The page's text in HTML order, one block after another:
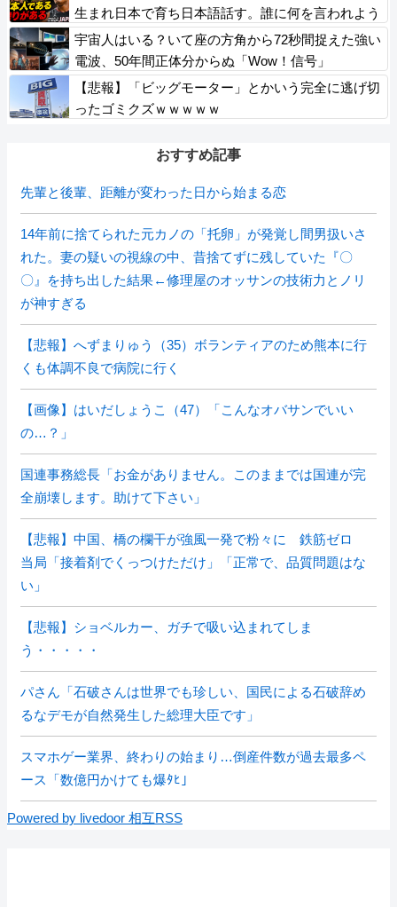
生まれ日本で育ち日本語話す。誰に何を言われよう
が日本人、日本人であるプライドがある」
宇宙人はいる？いて座の方角から72秒間捉えた強い
電波、50年間正体分からぬ「Wow！信号」
【悲報】「ビッグモーター」とかいう完全に逃げ切
ったゴミクズｗｗｗｗｗ
おすすめ記事
先輩と後輩、距離が変わった日から始まる恋
14年前に捨てられた元カノの「托卵」が発覚し間男扱いさ
れた。妻の疑いの視線の中、昔捨てずに残していた『〇
〇』を持ち出した結果←修理屋のオッサンの技術力とノリ
が神すぎる
【悲報】へずまりゅう（35）ボランティアのため熊本に行
くも体調不良で病院に行く
【画像】はいだしょうこ（47）「こんなオバサンでいい
の…？」
国連事務総長「お金がありません。このままでは国連が完
全崩壊します。助けて下さい」
【悲報】中国、橋の欄干が強風一発で粉々に 鉄筋ゼロ
当局「接着剤でくっつけただけ」「正常で、品質問題はな
い」
【悲報】ショベルカー、ガチで吸い込まれてしま
う・・・・・
パさん「石破さんは世界でも珍しい、国民による石破辞め
るなデモが自然発生した総理大臣です」
スマホゲー業界、終わりの始まり…倒産件数が過去最多ペ
ース「数億円かけても爆ﾀﾋ」
Powered by livedoor 相互RSS